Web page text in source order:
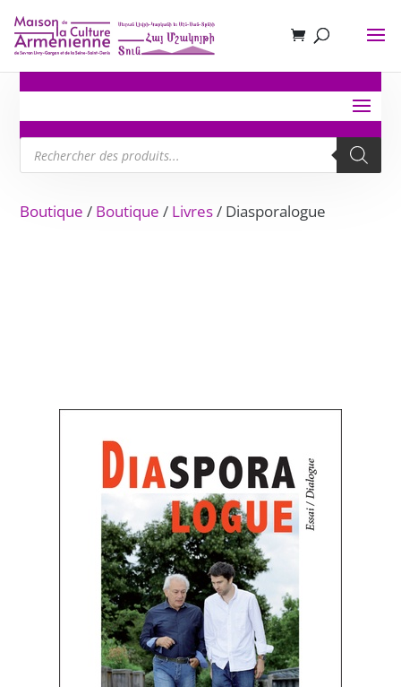
Recherche
de
produits
Boutique / Boutique / Livres/ Diasporalogue